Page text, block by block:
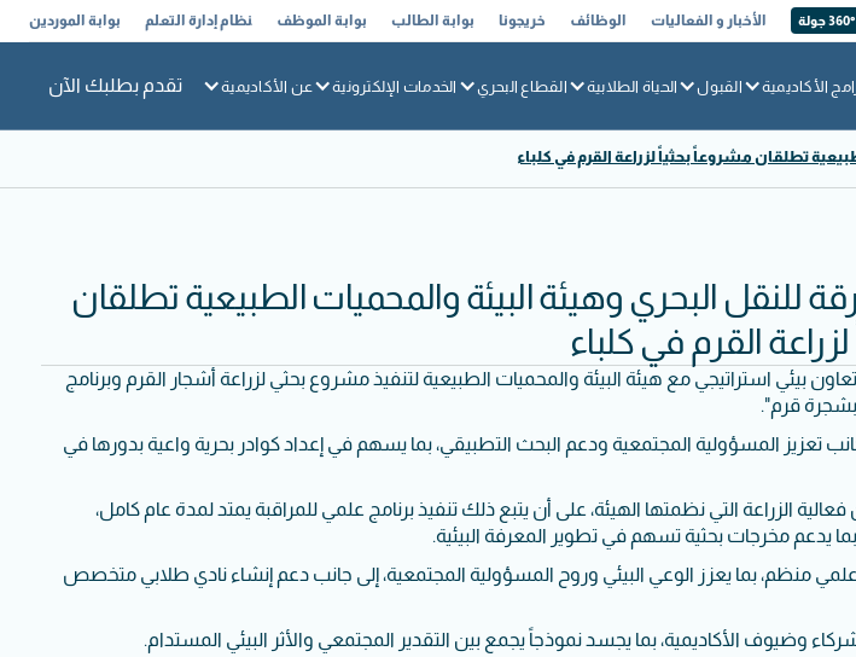
360° جولة الأخبار و الفعاليات الوظائف خريجونا بوابة الطالب بوابة الموظف نظام إدارة التعلم بوابة الموردين
الأكاديمية القبول الحياة الطلابية القطاع البحري الخدمات الإلكترونية عن الأكاديمية تقدم بطلبك الآن
تطلقان مشروعاً بحثياً لزراعة القرم في كلباء
للنقل البحري وهيئة البيئة والمحميات الطبيعية تطلقان
القرم في كلباء
بيئي استراتيجي مع هيئة البيئة والمحميات الطبيعية لتنفيذ مشروع بحثي لزراعة أشجار القرم وبرنامج
بشجرة قرم".
تعزيز المسؤولية المجتمعية ودعم البحث التطبيقي، بما يسهم في إعداد كوادر بحرية واعية بدورها في
أشجار القرم والحفية ضمن فعالية الزراعة التي نظمتها الهيئة، على أن يتبع ذلك تنفيذ برنامج علمي للمراقبة يمتد لمدة عام كامل،
يدعم مخرجات بحثية تسهم في تطوير المعرفة البيئية.
منظم، بما يعزز الوعي البيئي وروح المسؤولية المجتمعية، إلى جانب دعم إنشاء نادي طلابي متخصص
وضيوف الأكاديمية، بما يجسد نموذجاً يجمع بين التقدير المجتمعي والأثر البيئي المستدام.